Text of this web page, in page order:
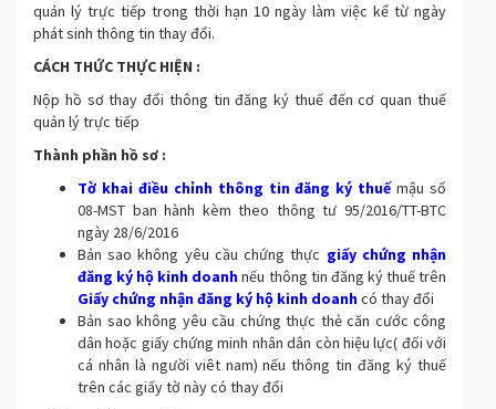
quản lý trực tiếp trong thời hạn 10 ngày làm việc kể từ ngày
phát sinh thông tin thay đổi.
CÁCH THỨC THỰC HIỆN :
Nộp hồ sơ thay đổi thông tin đăng ký thuế đến cơ quan thuế
quản lý trực tiếp
Thành phần hồ sơ :
Tờ khai điều chỉnh thông tin đăng ký thuếmậu số
08-MST ban hành kèm theo thông tư 95/2016/TT-BTC
ngày 28/6/2016
Bản sao không yêu cầu chứng thực giấy chứng nhận
đăng ký hộ kinh doanhnếu thông tin đăng ký thuế trên
Giấy chứng nhận đăng ký hộ kinh doanhcó thay đổi
Bản sao không yêu cầu chứng thực thẻ căn cước công
dân hoặc giấy chứng minh nhân dân còn hiệu lực( đối với
cá nhân là người viêt nam) nếu thông tin đăng ký thuế
trên các giấy tờ này có thay đổi